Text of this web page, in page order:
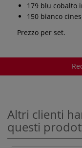
179 blu cobalto
150 bianco
Prezzo per set.
Altri clienti
questi